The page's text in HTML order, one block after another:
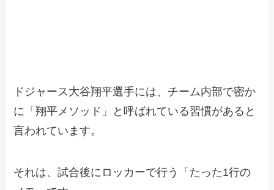
ドジャース大谷翔平選手には、チーム内部で密か
に「翔平メソッド」と呼ばれている習慣があると
言われています。
それは、試合後にロッカーで行う「たった1行の